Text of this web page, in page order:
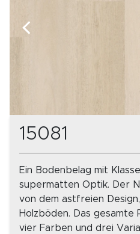
15081
Ein Bodenbelag mit
supermatten Optik. Der
von dem astfreien
Holzböden. Das gesamte
vier Farben und drei